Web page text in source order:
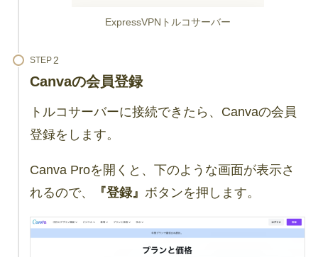
ExpressVPNトルコサーバー
STEP
Canvaの会員登録
トルコサーバーに接続できたら、Canvaの会員
登録をします。
Canva Proを開くと、下のような画面が表示さ
れるので、
『登録』 ボタンを押します。